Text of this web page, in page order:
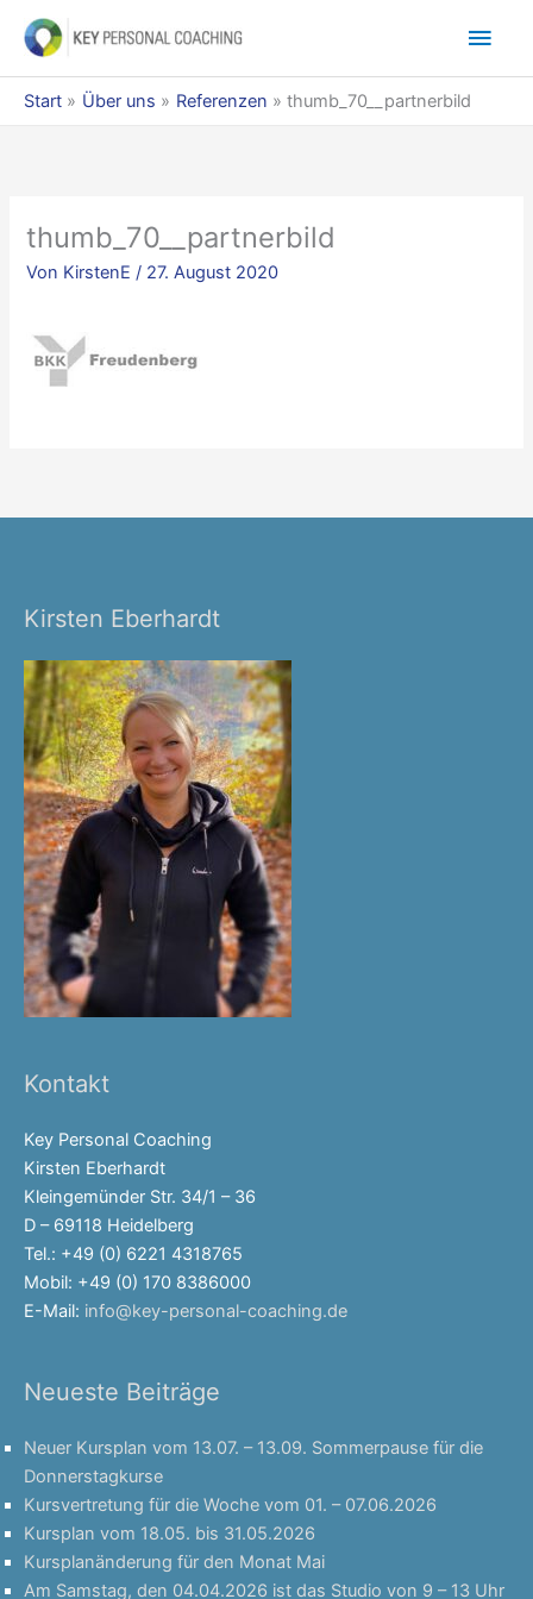
Inhalt
Start Über uns Referenzen thumb_70__partnerbild
thumb_70__partnerbild
Von KirstenE/ 27. August 2020
Kirsten Eberhardt
Kontakt
Key Personal Coaching
Kirsten Eberhardt
Kleingemünder Str. 34/1 – 36
D – 69118 Heidelberg
Tel.: +49 (0) 6221 4318765
Mobil: +49 (0) 170 8386000
E-Mail: info@key-personal-coaching.de
Neueste Beiträge
Neuer Kursplan vom 13.07. – 13.09. Sommerpause für die
Donnerstagkurse
Kursvertretung für die Woche vom 01. – 07.06.2026
Kursplan vom 18.05. bis 31.05.2026
Kursplanänderung für den Monat Mai
Am Samstag, den 04.04.2026 ist das Studio von 9 – 13 Uhr